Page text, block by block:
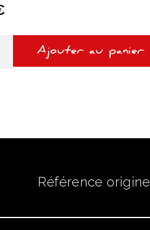
Ajouter au panier
Référence origine